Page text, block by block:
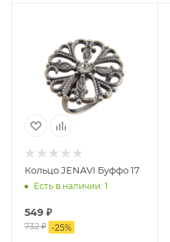
Кольцо JENAVI Буффо 17
Есть в наличии: 1
549 ₽
732₽ -25%